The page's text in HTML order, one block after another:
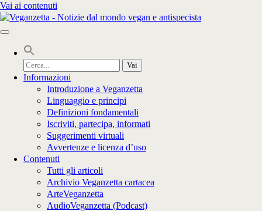
Vai ai contenuti
Cerca
per:
Informazioni
Introduzione a Veganzetta
Linguaggio e principi
Definizioni fondamentali
Iscriviti, partecipa, informati
Suggerimenti virtuali
Avvertenze e licenza d’uso
Contenuti
Tutti gli articoli
Archivio Veganzetta cartacea
ArteVeganzetta
AudioVeganzetta (Podcast)